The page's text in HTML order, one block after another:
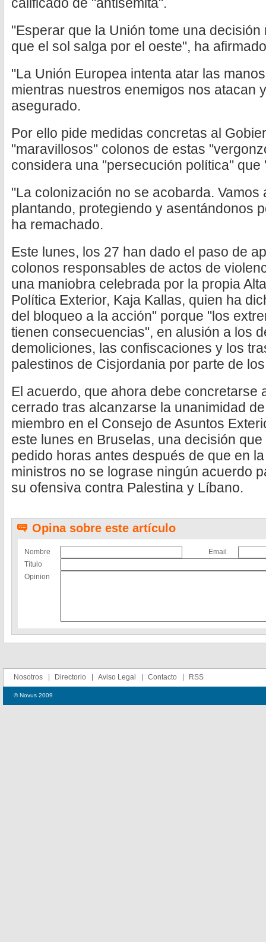
"Esperar que la Unión tome una
que el sol salga por el oeste", ha
"La Unión Europea intenta atar las
mientras nuestros enemigos nos atacan
asegurado.
Por ello pide medidas concretas al
"maravillosos" colonos de estas
considera una "persecución política" que
"La colonización no se acobarda.
plantando, protegiendo y asentándonos
ha remachado.
Este lunes, los 27 han dado el paso de
colonos responsables de actos de
una maniobra celebrada por la propia
Política Exterior, Kaja Kallas, quien ha
del bloqueo a la acción" porque "los
tienen consecuencias", en alusión a los
demoliciones, las confiscaciones y los
palestinos de Cisjordania por parte de
El acuerdo, que ahora debe concretarse
cerrado tras alcanzarse la unanimidad
miembro en el Consejo de Asuntos
este lunes en Bruselas, una decisión
pedido horas antes después de que en
ministros no se lograse ningún acuerdo
su ofensiva contra Palestina y Líbano.
Opina sobre este artículo
Nombre
Email
Título
Opinion
Nosotros Directorio Aviso Legal Contacto RSS
© Novus 2009